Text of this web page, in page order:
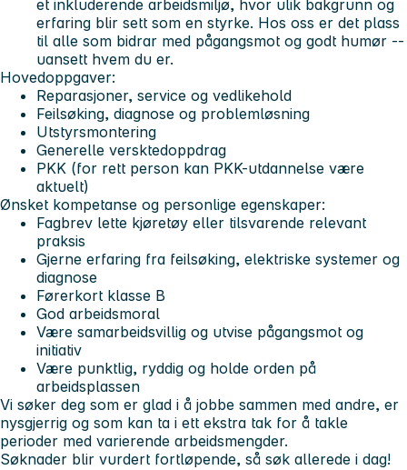
et inkluderende arbeidsmiljø, hvor ulik bakgrunn og
erfaring blir sett som en styrke. Hos oss er det plass
til alle som bidrar med pågangsmot og godt humør --
uansett hvem du er.
Hovedoppgaver:
Reparasjoner, service og vedlikehold
Feilsøking, diagnose og problemløsning
Utstyrsmontering
Generelle versktedoppdrag
PKK (for rett person kan PKK-utdannelse være
aktuelt)
Ønsket kompetanse og personlige egenskaper:
Fagbrev lette kjøretøy eller tilsvarende relevant
praksis
Gjerne erfaring fra feilsøking, elektriske systemer og
diagnose
Førerkort klasse B
God arbeidsmoral
Være samarbeidsvillig og utvise pågangsmot og
initiativ
Være punktlig, ryddig og holde orden på
arbeidsplassen
Vi søker deg som er glad i å jobbe sammen med andre, er
nysgjerrig og som kan ta i ett ekstra tak for å takle
perioder med varierende arbeidsmengder.
Søknader blir vurdert fortløpende, så søk allerede i dag!